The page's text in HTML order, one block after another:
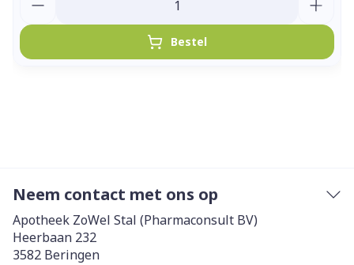
Bestel
Neem contact met ons op
Apotheek ZoWel Stal (Pharmaconsult BV)
Heerbaan 232
3582 Beringen